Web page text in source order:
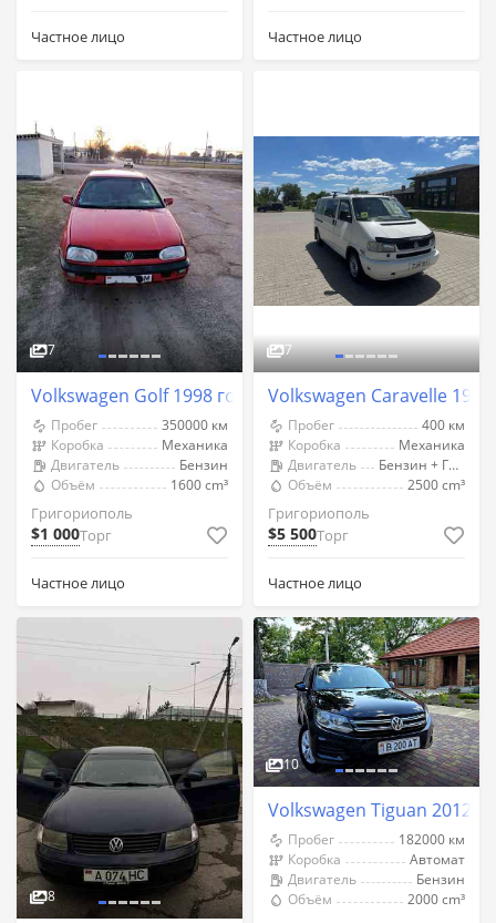
Частное лицо Частное лицо
7
Volkswagen Golf 1998 год Григориополь
Пробег
350000 км
Коробка
Механика
Двигатель
Бензин
Объём
1600 cm³
Григориополь
$1 000Торг
Частное лицо
7
Volkswagen Caravelle
Пробег
400 км
Коробка
Механика
Двигатель
Бензин + Газ (Метан)
Объём
2500 cm³
Григориополь
$5 500Торг
Частное лицо
8
10
Volkswagen Tiguan 2012
Пробег
182000 км
Коробка
Автомат
Двигатель
Бензин
Объём
2000 cm³